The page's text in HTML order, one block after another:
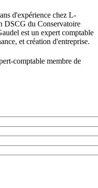
d'expérience chez L-
DSCG du Conservatoire
est un expert comptable
et création d'entreprise.
comptable membre de